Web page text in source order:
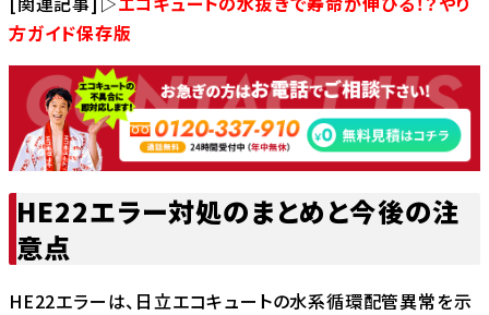
方ガイド保存版
HE22エラー対処のまとめと今後の注
意点
HE22エラーは、日立エコキュートの水系循環配管異常を示